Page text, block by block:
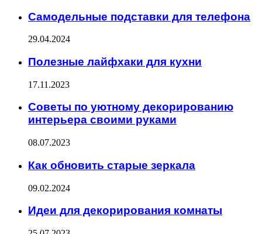
Самодельные подставки для телефона
29.04.2024
Полезные лайфхаки для кухни
17.11.2023
Советы по уютному декорированию
интерьера своими руками
08.07.2023
Как обновить старые зеркала
09.02.2024
Идеи для декорирования комнаты